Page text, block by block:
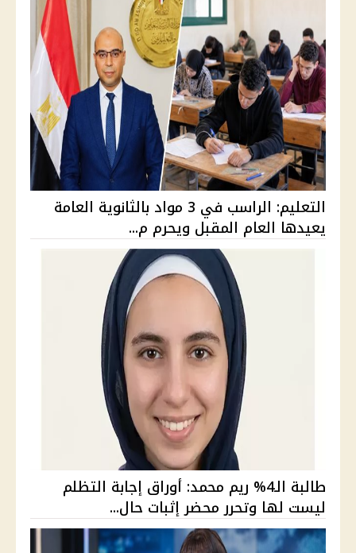
التعليم: الراسب في 3 مواد بالثانوية العامة
يعيدها العام المقبل ويحرم م...
طالبة الـ4% ريم محمد: أوراق إجابة التظلم
ليست لها وتحرر محضر إثبات حال...